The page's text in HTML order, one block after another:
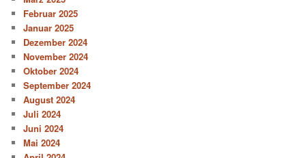
Februar 2025
Januar 2025
Dezember 2024
November 2024
Oktober 2024
September 2024
August 2024
Juli 2024
Juni 2024
Mai 2024